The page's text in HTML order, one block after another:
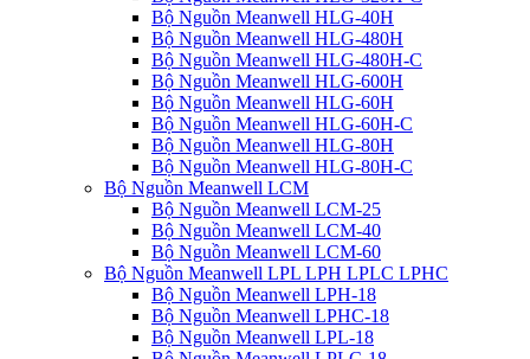
Bộ Nguồn Meanwell HLG-40H
Bộ Nguồn Meanwell HLG-480H
Bộ Nguồn Meanwell HLG-480H-C
Bộ Nguồn Meanwell HLG-600H
Bộ Nguồn Meanwell HLG-60H
Bộ Nguồn Meanwell HLG-60H-C
Bộ Nguồn Meanwell HLG-80H
Bộ Nguồn Meanwell HLG-80H-C
Bộ Nguồn Meanwell LCM
Bộ Nguồn Meanwell LCM-25
Bộ Nguồn Meanwell LCM-40
Bộ Nguồn Meanwell LCM-60
Bộ Nguồn Meanwell LPL LPH LPLC LPHC
Bộ Nguồn Meanwell LPH-18
Bộ Nguồn Meanwell LPHC-18
Bộ Nguồn Meanwell LPL-18